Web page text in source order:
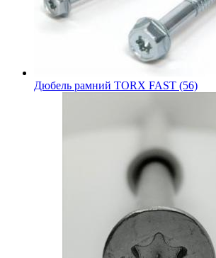
Дюбель рамний TORX FAST (56)